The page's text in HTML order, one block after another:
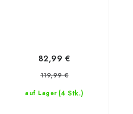
auf Lager (4 Stk.)
82,99 €
119,99 €